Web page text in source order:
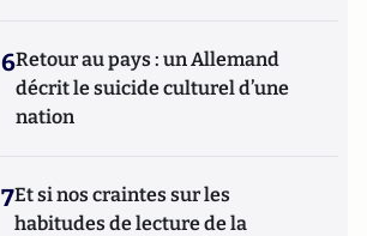
6Retour au pays : un Allemand
décrit le suicide culturel d’une
nation
7Et si nos craintes sur les
habitudes de lecture de la